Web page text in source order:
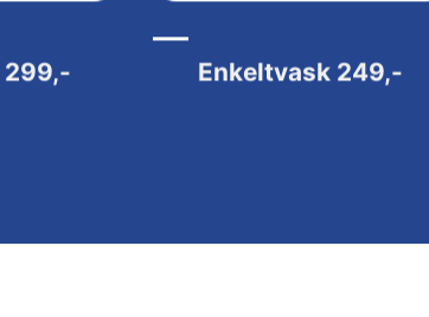
299,- Enkeltvask 249,-